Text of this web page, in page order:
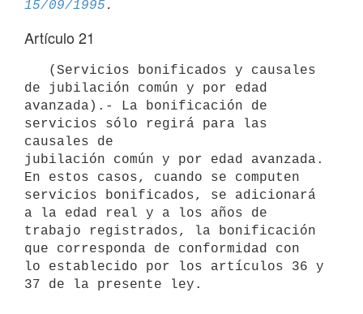
15/09/1995
Artículo 21
de jubilación común y por edad
avanzada).- La bonificación de
servicios sólo regirá para las
causales de
jubilación común y por edad avanzada.
En estos casos, cuando se computen
servicios bonificados, se adicionará
a la edad real y a los años de
trabajo registrados, la bonificación
que corresponda de conformidad con
lo establecido por los artículos 36 y
37 de la presente ley.